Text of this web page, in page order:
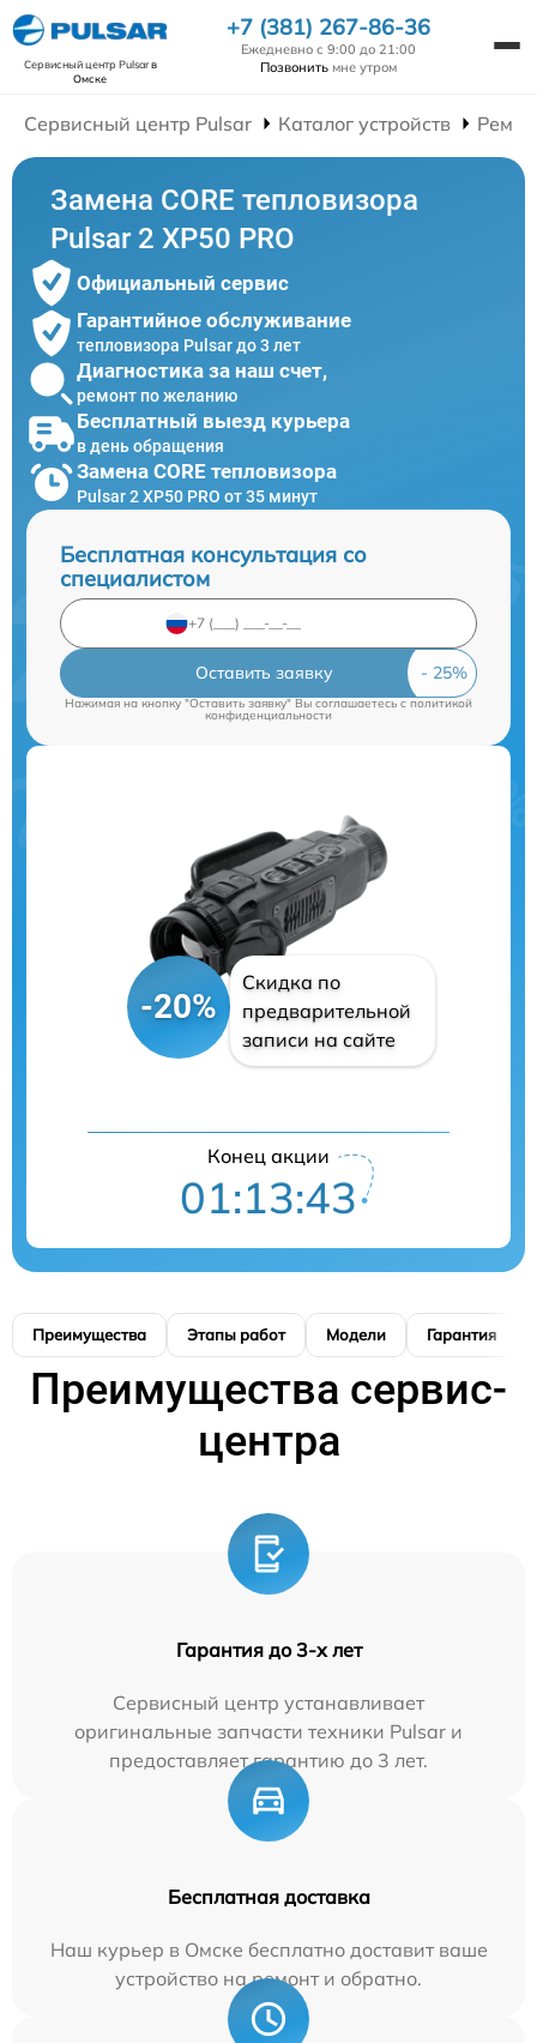
Сервисный центр Pulsarв
Омске
+7 (381) 267-86-36
Ежедневно с 9:00 до 21:00
Позвонить мне утром
Сервисный центр Pulsar Каталог устройств
Замена CORE тепловизора
Pulsar 2 XP50 PRO
Официальный сервис
Гарантийное обслуживание
тепловизора Pulsar до 3 лет
Диагностика за наш счет,
ремонт по желанию
Бесплатный выезд курьера
в день обращения
Замена CORE тепловизора
Pulsar 2 XP50 PRO от 35 минут
Бесплатная консультация со
специалистом
Оставить заявку
Нажимая на кнопку "Оставить заявку" Вы соглашаетесь cполитикой
конфиденциальности
-20%
Скидка по
предварительной
записи на сайте
Конец акции
01:13:42
Преимущества Этапы работ Модели Гарантия
Преимущества сервис-
центра
Гарантия до 3-х лет
Сервисный центр устанавливает
оригинальные запчасти техники Pulsar и
предоставляет гарантию до 3 лет.
Бесплатная доставка
Наш курьер в Омске бесплатно доставит ваше
устройство на ремонт и обратно.